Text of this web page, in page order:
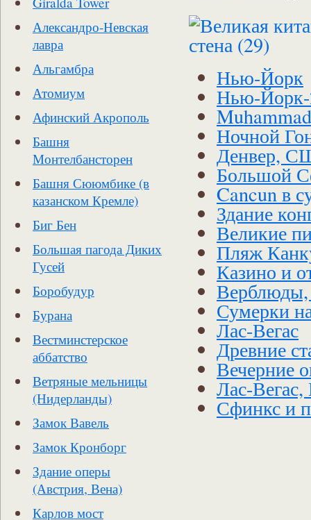
Александро-Невская
лавра
Альгамбра
Атомиум
Афинский Акрополь
Башня
Монтелбансторен
Башня Сююмбике (в
казанском Кремле)
Биг Бен
Большая пагода Диких
Гусей
Боробудур
Бурана
Вестминстерское
аббатство
Ветряные мельницы
(Нидерланды)
Замок Вавель
Замок Кронборг
Здание оперы
(Австрия, Вена)
Карлов мост
Нью-Йорк
Нью-
Ночной
Денвер,
Большой
Cancun в
Здание
Великие
Пляж
Казино и
Верблюды,
Сумерки
Лас-Вегас
Древние
Вечерние
Лас-
Сфинкс и